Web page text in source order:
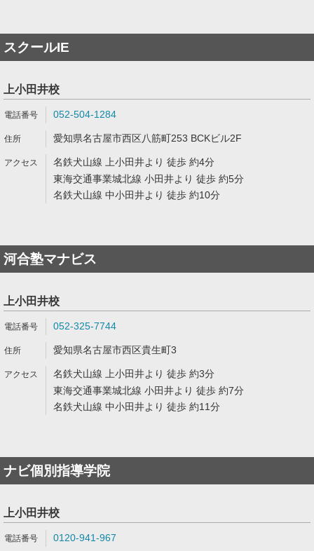
スクールIE
上小田井校
052-504-1284
愛知県名古屋市西区八筋町253 BCKビル2F
名鉄犬山線 上小田井より 徒歩 約4分
東海交通事業城北線 小田井より 徒歩 約5分
名鉄犬山線 中小田井より 徒歩 約10分
河合塾マナビス
上小田井校
052-325-7744
愛知県名古屋市西区貴生町3
名鉄犬山線 上小田井より 徒歩 約3分
東海交通事業城北線 小田井より 徒歩 約7分
名鉄犬山線 中小田井より 徒歩 約11分
ナビ個別指導学院
上小田井校
0120-941-967